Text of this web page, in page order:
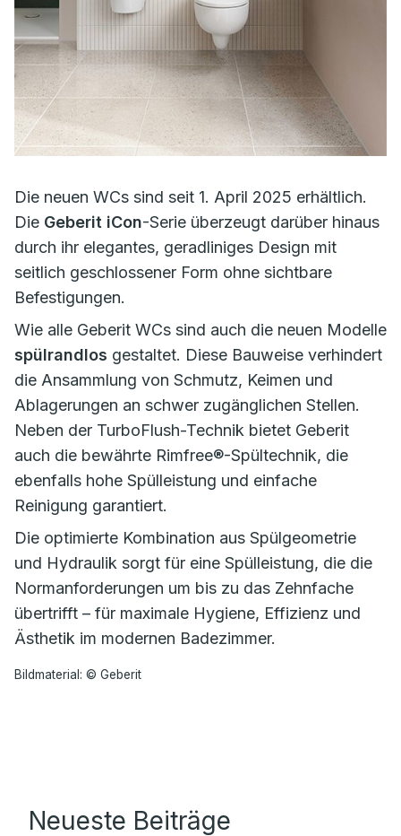
Die neuen WCs sind seit 1. April 2025 erhältlich.
Die Geberit iCon-Serie überzeugt darüber hinaus
durch ihr elegantes, geradliniges Design mit
seitlich geschlossener Form ohne sichtbare
Befestigungen.
Wie alle Geberit WCs sind auch die neuen Modelle
spülrandlos gestaltet. Diese Bauweise verhindert
die Ansammlung von Schmutz, Keimen und
Ablagerungen an schwer zugänglichen Stellen.
Neben der TurboFlush-Technik bietet Geberit
auch die bewährte Rimfree®-Spültechnik, die
ebenfalls hohe Spülleistung und einfache
Reinigung garantiert.
Die optimierte Kombination aus Spülgeometrie
und Hydraulik sorgt für eine Spülleistung, die die
Normanforderungen um bis zu das Zehnfache
übertrifft – für maximale Hygiene, Effizienz und
Ästhetik im modernen Badezimmer.
Bildmaterial: © Geberit
Neueste Beiträge